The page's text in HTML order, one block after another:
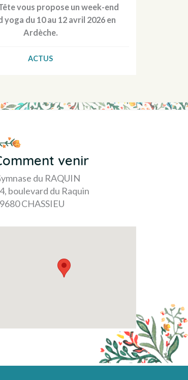
vous propose un week-end
yoga du 10 au 12 avril 2026 en
Ardèche.
ACTUS
venir
du RAQUIN
boulevard du Raquin
CHASSIEU